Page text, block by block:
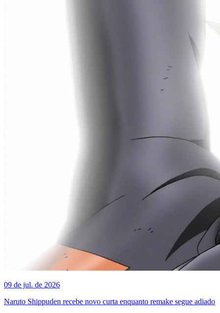
09 de jul. de 2026
Naruto Shippuden recebe novo curta enquanto remake segue adiado